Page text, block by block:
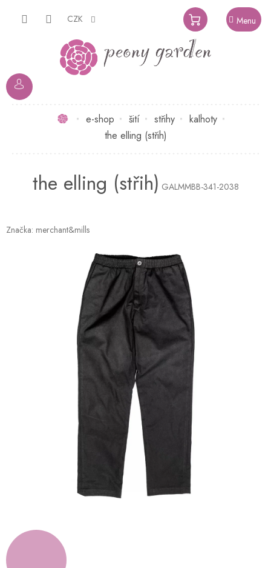
CZK
NÁKUPNÍ
KOŠÍK
Domůe-shop šití střihy
kalhoty
the elling (střih)
the elling (střih) GALMMBB-341-2038
Značka: merchant&mills